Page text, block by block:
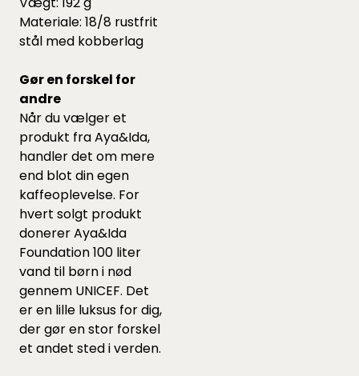
Materiale: 18/8 rustfrit
stål med kobberlag
Gør en forskel for
andre
Når du vælger et
produkt fra Aya&Ida,
handler det om mere
end blot din egen
kaffeoplevelse. For
hvert solgt produkt
donerer Aya&Ida
Foundation 100 liter
vand til børn i nød
gennem UNICEF. Det
er en lille luksus for dig,
der gør en stor forskel
et andet sted i verden.